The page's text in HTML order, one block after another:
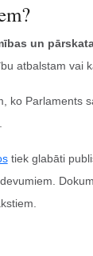
un
atbalstam vai
ko Parlaments
tiek glabāti